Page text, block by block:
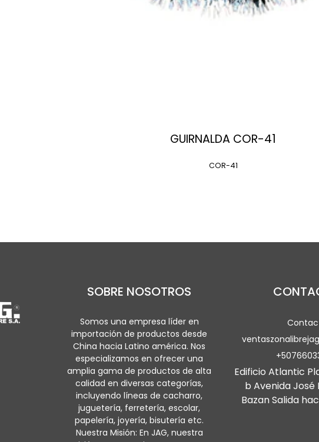
GUIRNALDA COR-41
COR-41
SOBRE NOSOTROS
Somos una empresa líder en
importación de productos desde
China hacia Latino américa. Nos
especializamos en ofrecer una
amplia gama de productos de alta
calidad en diversas categorías,
incluyendo líneas de cacharro,
juguetería, ferretería, escolar,
papelería, joyería, bisutería etc.
Nuestra Misión: En JAG, nuestra
Edificio Atlantic
b Avenida
Bazan Salida